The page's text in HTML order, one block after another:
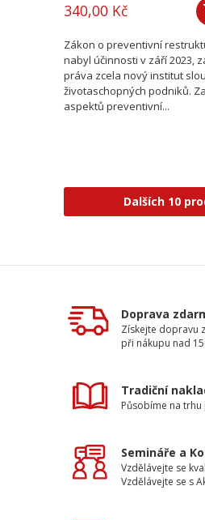
340,00 Kč
Zákon o preventivní
nabyl účinnosti v září 2023,
práva zcela nový institut
životaschopných podniků.
aspektů preventivní...
Dalších 10
Doprava
Získejte dopravu
při nákupu nad
Tradiční
Působíme na trhu
Semináře a
Vzdělávejte se
Vzdělávejte se s